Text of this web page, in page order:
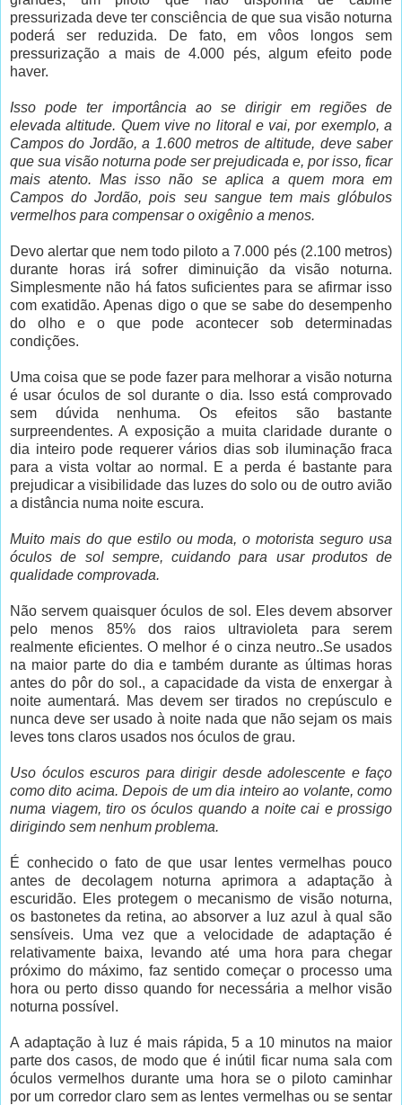
pressurizada deve ter consciência de que sua visão noturna
poderá ser reduzida. De fato, em vôos longos sem
pressurização a mais de 4.000 pés, algum efeito pode
haver.
Isso pode ter importância ao se dirigir em regiões de
elevada altitude. Quem vive no litoral e vai, por exemplo, a
Campos do Jordão, a 1.600 metros de altitude, deve saber
que sua visão noturna pode ser prejudicada e, por isso, ficar
mais atento. Mas isso não se aplica a quem mora em
Campos do Jordão, pois seu sangue tem mais glóbulos
vermelhos para compensar o oxigênio a menos.
Devo alertar que nem todo piloto a 7.000 pés (2.100 metros)
durante horas irá sofrer diminuição da visão noturna.
Simplesmente não há fatos suficientes para se afirmar isso
com exatidão. Apenas digo o que se sabe do desempenho
do olho e o que pode acontecer sob determinadas
condições.
Uma coisa que se pode fazer para melhorar a visão noturna
é usar óculos de sol durante o dia. Isso está comprovado
sem dúvida nenhuma. Os efeitos são bastante
surpreendentes. A exposição a muita claridade durante o
dia inteiro pode requerer vários dias sob iluminação fraca
para a vista voltar ao normal. E a perda é bastante para
prejudicar a visibilidade das luzes do solo ou de outro avião
a distância numa noite escura.
Muito mais do que estilo ou moda, o motorista seguro usa
óculos de sol sempre, cuidando para usar produtos de
qualidade comprovada.
Não servem quaisquer óculos de sol. Eles devem absorver
pelo menos 85% dos raios ultravioleta para serem
realmente eficientes. O melhor é o cinza neutro..Se usados
na maior parte do dia e também durante as últimas horas
antes do pôr do sol., a capacidade da vista de enxergar à
noite aumentará. Mas devem ser tirados no crepúsculo e
nunca deve ser usado à noite nada que não sejam os mais
leves tons claros usados nos óculos de grau.
Uso óculos escuros para dirigir desde adolescente e faço
como dito acima. Depois de um dia inteiro ao volante, como
numa viagem, tiro os óculos quando a noite cai e prossigo
dirigindo sem nenhum problema.
É conhecido o fato de que usar lentes vermelhas pouco
antes de decolagem noturna aprimora a adaptação à
escuridão. Eles protegem o mecanismo de visão noturna,
os bastonetes da retina, ao absorver a luz azul à qual são
sensíveis. Uma vez que a velocidade de adaptação é
relativamente baixa, levando até uma hora para chegar
próximo do máximo, faz sentido começar o processo uma
hora ou perto disso quando for necessária a melhor visão
noturna possível.
A adaptação à luz é mais rápida, 5 a 10 minutos na maior
parte dos casos, de modo que é inútil ficar numa sala com
óculos vermelhos durante uma hora se o piloto caminhar
por um corredor claro sem as lentes vermelhas ou se sentar